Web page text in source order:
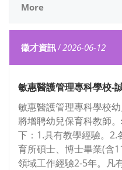
More
徵才資訊/2026-06-12
敏惠醫護管理專科學校-
敏惠醫護管理專科學校
將增聘幼兒保育科教師
下：1.具有教學經驗。2.
育所碩士、博士畢業(含
領域工作經驗2-5年。凡